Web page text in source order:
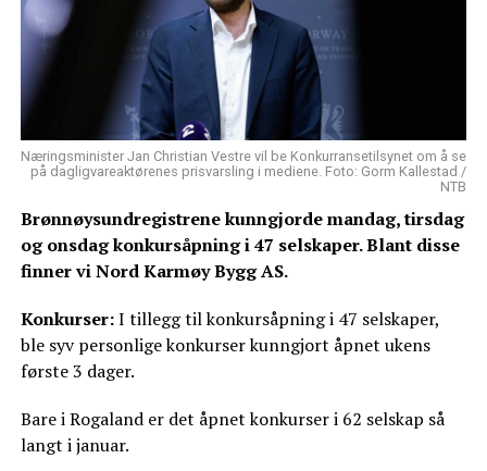
Næringsminister Jan Christian Vestre vil be Konkurransetilsynet om å se
på dagligvareaktørenes prisvarsling i mediene. Foto: Gorm Kallestad /
NTB
Brønnøysundregistrene kunngjorde mandag, tirsdag
og onsdag konkursåpning i 47 selskaper. Blant disse
finner vi Nord Karmøy Bygg AS.
Konkurser:I tillegg til konkursåpning i 47 selskaper,
ble syv personlige konkurser kunngjort åpnet ukens
første 3 dager.
Bare i Rogaland er det åpnet konkurser i 62 selskap så
langt i januar.